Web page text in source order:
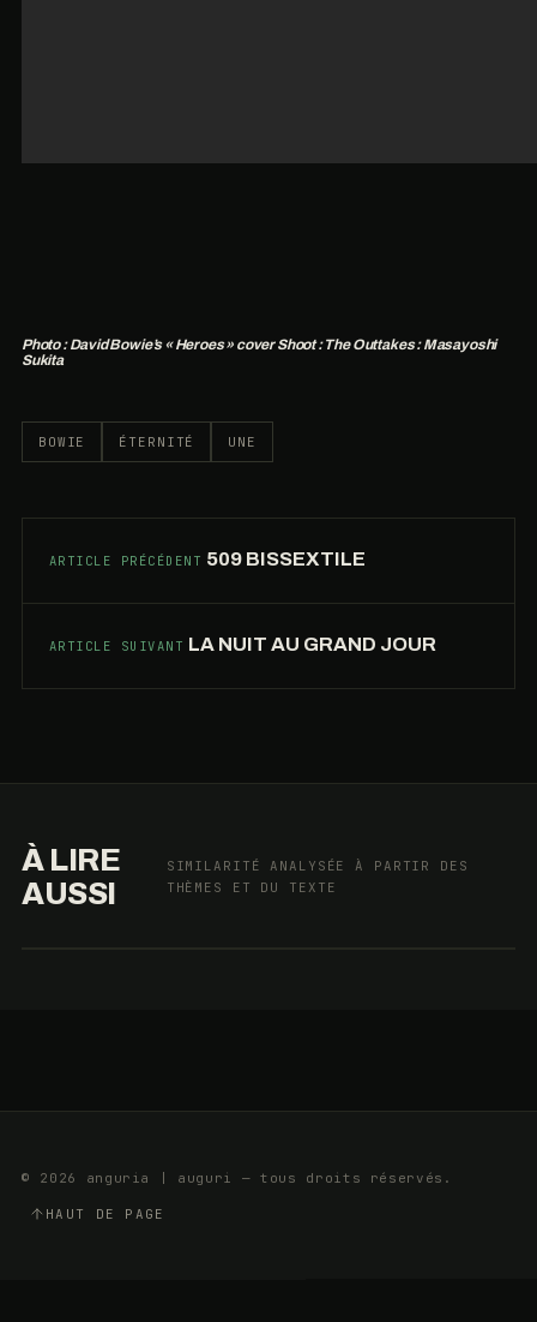
Photo : David Bowie’s « Heroes » cover Shoot : The Outtakes : Masayoshi
Sukita
BOWIE ÉTERNITÉ UNE
ARTICLE PRÉCÉDENT 509 BISSEXTILE
ARTICLE SUIVANT LA NUIT AU GRAND JOUR
À LIRE
AUSSI
SIMILARITÉ ANALYSÉE À PARTIR DES
THÈMES ET DU TEXTE
LES
RITALS
96%
509
BISSEXTILE
96%
LA
GRAND
JOUR
96%
© 2026 anguria | auguri — tous droits réservés.
HAUT DE PAGE